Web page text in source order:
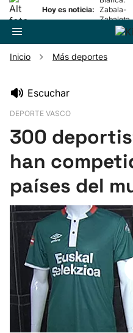
Hoy es noticia: Zabala-
Zabaleta,
la final
Pelota
Remo
Baloncesto
Ciclismo
Herri-kirolak
Balonmano
Inicio Más deportes
Escuchar
DEPORTE VASCO
300
han
países del